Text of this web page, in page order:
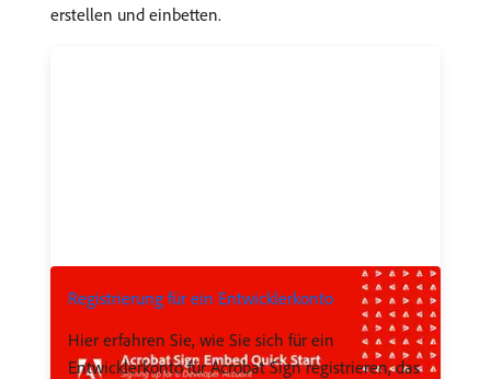
erstellen und einbetten.
Registrierung für ein Entwicklerkonto
Hier erfahren Sie, wie Sie sich für ein
Entwicklerkonto für Acrobat Sign registrieren, das